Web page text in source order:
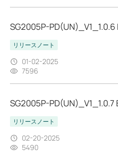
SG2005P-
リリースノート
01-02-2025
7596
SG2005P-PD(UN)_V1_1.0.7
リリースノート
02-20-2025
5490